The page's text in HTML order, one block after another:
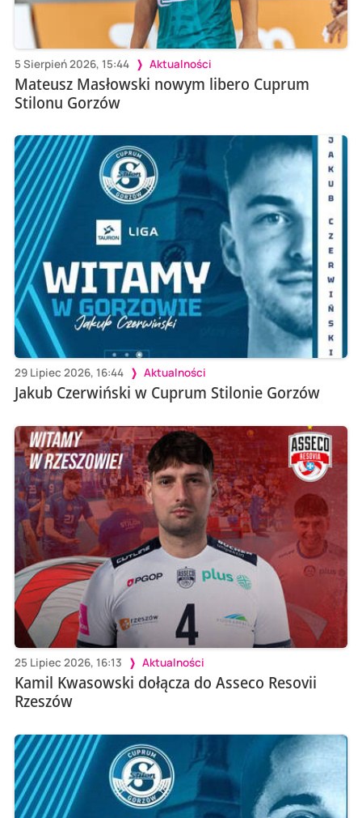
5 Sierpień 2026, 15:44 Aktualności
Mateusz Masłowski nowym libero Cuprum
Stilonu Gorzów
29 Lipiec 2026, 16:44 Aktualności
Jakub Czerwiński w Cuprum Stilonie Gorzów
25 Lipiec 2026, 16:13 Aktualności
Kamil Kwasowski dołącza do Asseco Resovii
Rzeszów